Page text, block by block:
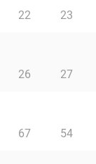
22 23
26 27
67 54